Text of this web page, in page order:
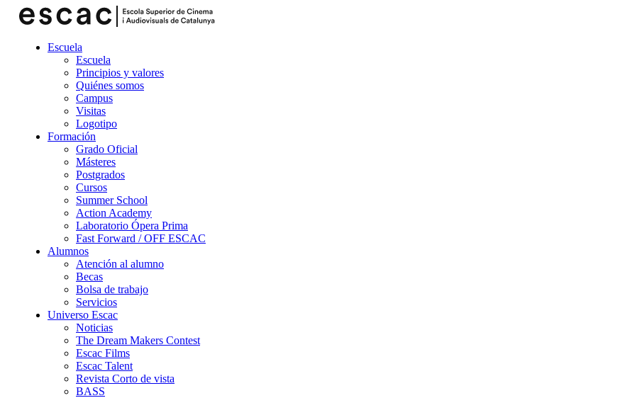
Escuela
Escuela
Principios y valores
Quiénes somos
Campus
Visitas
Logotipo
Formación
Grado Oficial
Másteres
Postgrados
Cursos
Summer School
Action Academy
Laboratorio Ópera Prima
Fast Forward / OFF ESCAC
Alumnos
Atención al alumno
Becas
Bolsa de trabajo
Servicios
Universo Escac
Noticias
The Dream Makers Contest
Escac Films
Escac Talent
Revista Corto de vista
BASS